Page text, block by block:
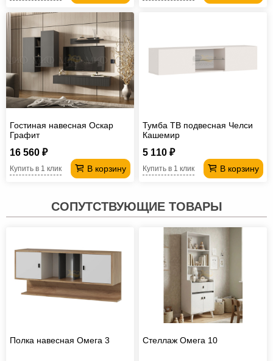
Гостиная навесная Оскар
Графит
16 560 ₽
В корзину
Купить в 1 клик
Тумба ТВ подвесная Челси
Кашемир
5 110 ₽
В корзину
Купить в 1 клик
СОПУТСТВУЮЩИЕ ТОВАРЫ
Полка навесная Омега 3 Стеллаж Омега 10